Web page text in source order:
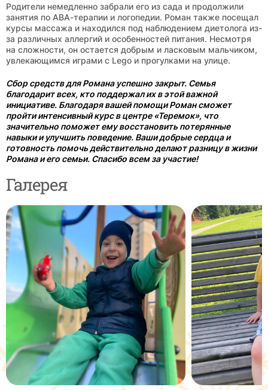
Родители немедленно забрали его из сада и продолжили
занятия по АВА-терапии и логопедии. Роман также посещал
курсы массажа и находился под наблюдением диетолога из-
за различных аллергий и особенностей питания. Несмотря
на сложности, он остается добрым и ласковым мальчиком,
увлекающимся играми с Lego и прогулками на улице.
Сбор средств для Романа успешно закрыт. Семья
благодарит всех, кто поддержал их в этой важной
инициативе. Благодаря вашей помощи Роман сможет
пройти интенсивный курс в центре «Теремок», что
значительно поможет ему восстановить потерянные
навыки и улучшить поведение. Ваши добрые сердца и
готовность помочь действительно делают разницу в жизни
Романа и его семьи. Спасибо всем за участие!
Галерея